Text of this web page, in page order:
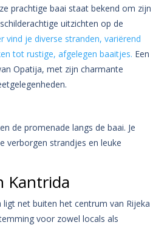
prachtige baai staat bekend om zijn
uitzichten op de
vind je diverse stranden, variërend
tot rustige, afgelegen baaitjes. Een
Opatija, met zijn charmante
de promenade langs de baai. Je
verborgen strandjes en leuke
Kantrida
ligt net buiten het centrum van Rijeka
voor zowel locals als